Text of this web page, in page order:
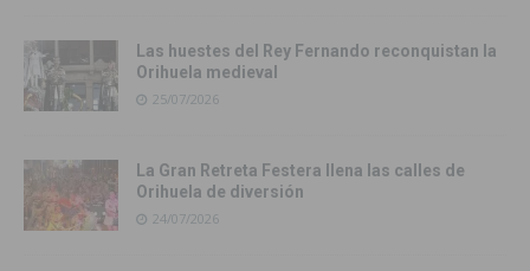
Las huestes del Rey Fernando reconquistan la
Orihuela medieval
25/07/2026
La Gran Retreta Festera llena las calles de
Orihuela de diversión
24/07/2026